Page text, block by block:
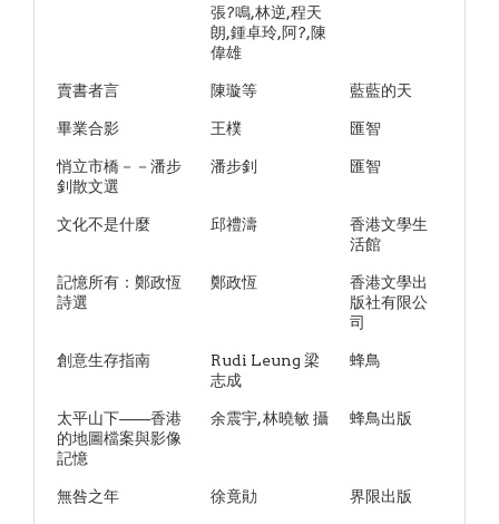
張?鳴,林逆,程天
朗,鍾卓玲,阿?,陳
偉雄
賣書者言 陳璇等 藍藍的天
畢業合影 王樸 匯智
悄立市橋－－潘步
釗散文選
潘步釗 匯智
文化不是什麼 邱禮濤
香港文學生
活館
記憶所有：鄭政恆
詩選
鄭政恆
香港文學出
版社有限公
司
創意生存指南
Rudi Leung 梁
志成
蜂鳥
太平山下——香港
的地圖檔案與影像
記憶
余震宇, 林曉敏 攝 蜂鳥出版
無咎之年 徐竟勛 界限出版